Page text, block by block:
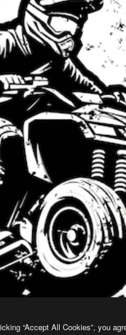
“Accept All Cookies”, you